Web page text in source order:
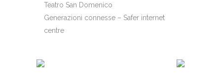
Teatro San Domenico
Generazioni connesse – Safer internet
centre